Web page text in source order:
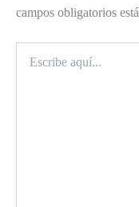
campos obligatorios
aquí...